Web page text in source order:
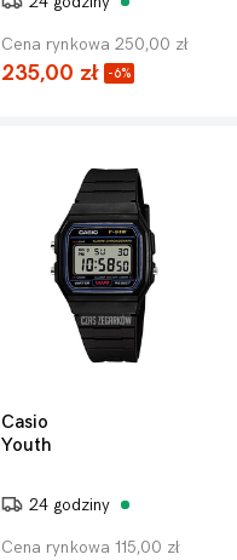
Cena rynkowa 250,00 zł
235,00 zł -6%
Casio
Youth
24 godziny
Cena rynkowa 115,00 zł